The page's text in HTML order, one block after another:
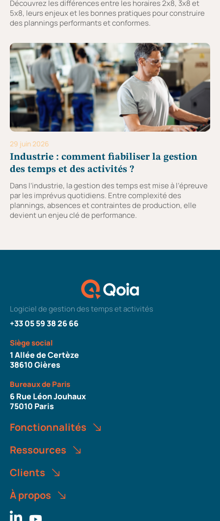
Découvrez les différences entre les horaires 2x8, 3x8 et
5x8, leurs enjeux et les bonnes pratiques pour construire
des plannings performants et conformes.
29 juin 2026
Industrie : comment fiabiliser la gestion
des temps et des activités ?
Dans l’industrie, la gestion des temps est mise à l’épreuve
par les imprévus quotidiens. Entre complexité des
plannings, absences et contraintes de production, elle
devient un enjeu clé de performance.
Logiciel de gestion des temps et activités
+33 05 59 38 26 66
Siège social
1 Allée de Certèze
38610 Gières
Bureaux de Paris
6 Rue Léon Jouhaux
75010 Paris
Fonctionnalités
Ressources
Clients
À propos